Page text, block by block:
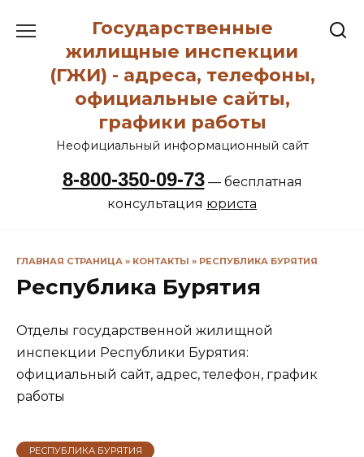
содержанию
Государственные
жилищные инспекции
(ГЖИ) - адреса, телефоны,
официальные сайты,
графики работы
Неофициальный информационный сайт
8-800-350-09-73— бесплатная
консультация юриста
ГЛАВНАЯ СТРАНИЦА » КОНТАКТЫ » РЕСПУБЛИКА БУРЯТИЯ
Республика Бурятия
Отделы государственной жилищной
инспекции Республики Бурятия:
официальный сайт, адрес, телефон, график
работы
РЕСПУБЛИКА БУРЯТИЯ